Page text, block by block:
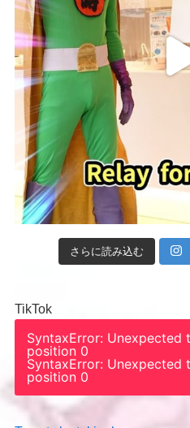
さらに読み込む
TikTok
SyntaxError: Unexpected
position 0
SyntaxError: Unexpected
position 0